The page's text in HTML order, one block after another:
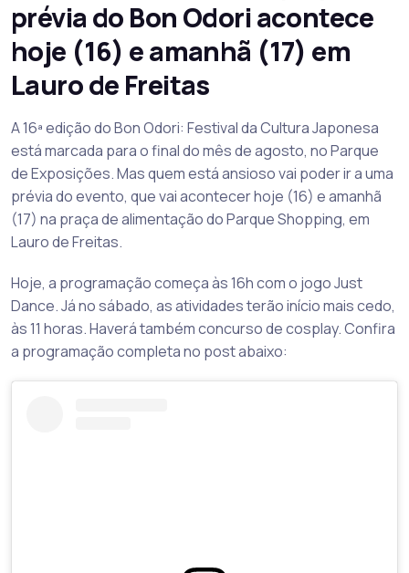
prévia do Bon Odori acontece
hoje (16) e amanhã (17) em
Lauro de Freitas
A 16ª edição do Bon Odori: Festival da Cultura Japonesa
está marcada para o final do mês de agosto, no Parque
de Exposições. Mas quem está ansioso vai poder ir a uma
prévia do evento, que vai acontecer hoje (16) e amanhã
(17) na praça de alimentação do Parque Shopping, em
Lauro de Freitas.
Hoje, a programação começa às 16h com o jogo Just
Dance. Já no sábado, as atividades terão início mais cedo,
às 11 horas. Haverá também concurso de cosplay. Confira
a programação completa no post abaixo: